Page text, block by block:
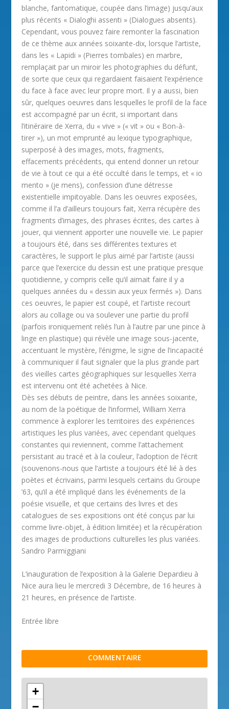
blanche, fantomatique, coupée dans l’image) jusqu’aux
plus récents « Dialoghi assenti » (Dialogues absents).
Cependant, vous pouvez faire remonter la fascination
de ce thème aux années soixante-dix, lorsque l’artiste,
dans les « Lapidi » (Pierres tombales) en marbre,
remplaçait par un miroir les photographies du défunt,
de sorte que ceux qui regardaient faisaient l’expérience
du face à face avec leur propre mort. Il y a aussi, bien
sûr, quelques oeuvres dans lesquelles le profil de la face
est accompagné par un écrit, si important dans
l’itinéraire de Xerra, du « vive » (« vit » ou « Bon-à-
tirer »), un mot emprunté au lexique typographique,
superposé à des images, mots, fragments,
effacements précédents, qui entend donner un retour
de vie à tout ce qui a été occulté dans le temps, et « io
mento » (je mens), confession d’une détresse
existentielle impitoyable. Dans les oeuvres exposées,
comme il l’a d’ailleurs toujours fait, Xerra récupère des
fragments d’images, des phrases écrites, des cartes à
jouer, qui viennent apporter une nouvelle vie. Le papier
a toujours été, dans ses différentes textures et
caractères, le support le plus aimé par l’artiste (aussi
parce que l’exercice du dessin est une pratique presque
quotidienne, y compris celle qu’il aimait faire il y a
quelques années du « dessin aux yeux fermés »). Dans
ces oeuvres, le papier est coupé, et l’artiste recourt
alors au collage ou va soulever une partie du profil
(parfois ironiquement reliés l’un à l’autre par une pince à
linge en plastique) qui révèle une image sous-jacente,
accentuant le mystère, l’énigme, le signe de l’incapacité
à communiquer il faut signaler que la plus grande part
des vieilles cartes géographiques sur lesquelles Xerra
est intervenu ont été achetées à Nice.
Dès ses débuts de peintre, dans les années soixante,
au nom de la poétique de l’informel, William Xerra
commence à explorer les territoires des expériences
artistiques les plus variées, avec cependant quelques
constantes qui reviennent, comme l’attachement
persistant au tracé et à la couleur, l’adoption de l’écrit
(souvenons-nous que l’artiste a toujours été lié à des
poètes et écrivains, parmi lesquels certains du Groupe
’63, qu’il a été impliqué dans les événements de la
poésie visuelle, et que certains des livres et des
catalogues de ses expositions ont été conçus par lui
comme livre-objet, à édition limitée) et la récupération
des images de productions culturelles les plus variées.
Sandro Parmiggiani
L’inauguration de l’exposition à la Galerie Depardieu à
Nice aura lieu le mercredi 3 Décembre, de 16 heures à
21 heures, en présence de l’artiste.
Entrée libre
COMMENTAIRE
+